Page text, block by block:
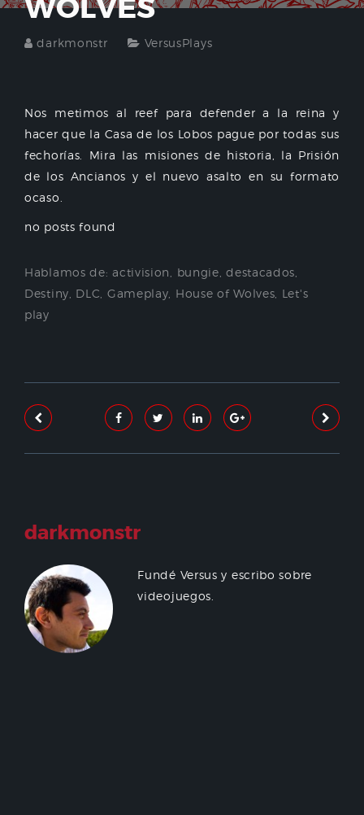
WOLVES
darkmonstr VersusPlays
Nos metimos al reef para defender a la reina y
hacer que la Casa de los Lobos pague por todas sus
fechorías. Mira las misiones de historia, la Prisión
de los Ancianos y el nuevo asalto en su formato
ocaso.
no posts found
Hablamos de:activision bungie ,destacados
Destiny DLC Gameplay House of Wolves Let's
play
darkmonstr
Fundé Versus y escribo sobre
videojuegos.